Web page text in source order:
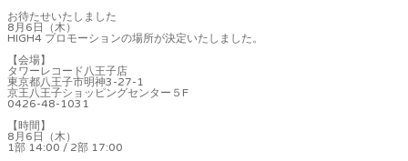
お待たせいたしました
8月6日（木）
HIGH4 プロモーションの場所が決定いたしました。
【会場】
タワーレコード八王子店
東京都八王子市明神3-27-1
京王八王子ショッピングセンター５F
0426-48-1031
【時間】
8月6日（木）
1部 14:00 / 2部 17:00